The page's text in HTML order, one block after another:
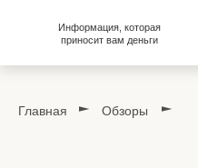
Информация, которая
приносит вам деньги
Главная Обзоры